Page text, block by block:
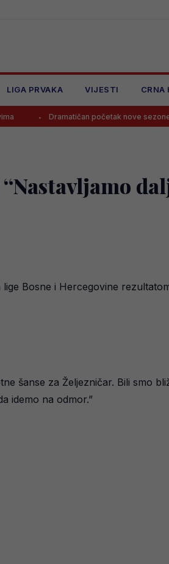
LIGA PRVAKA VIJESTI CRNA
Dramatičan početak nove sezone!
Bosne i Hercegovine
šanse za Željezničar. Bili smo
idemo na odmor.”